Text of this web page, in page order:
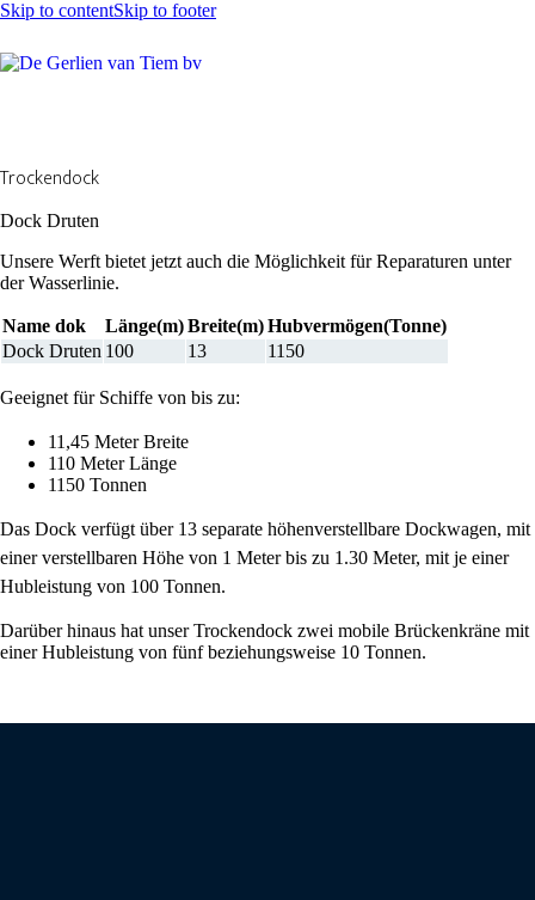
Skip to contentSkip to footer
Trockendock
Dock Druten
Unsere Werft bietet jetzt auch die Möglichkeit für Reparaturen unter
der Wasserlinie.
Name dok Länge(m)Breite(m)Hubvermögen(Tonne)
Dock Druten 100 13 1150
Geeignet für Schiffe von bis zu:
11,45 Meter Breite
110 Meter Länge
1150 Tonnen
Das Dock verfügt über 13 separate höhenverstellbare Dockwagen, mit
einer verstellbaren Höhe von 1 Meter bis zu 1.30 Meter, mit je einer
Hubleistung von 100 Tonnen.
Darüber hinaus hat unser Trockendock zwei mobile Brückenkräne mit
einer Hubleistung von fünf beziehungsweise 10 Tonnen.